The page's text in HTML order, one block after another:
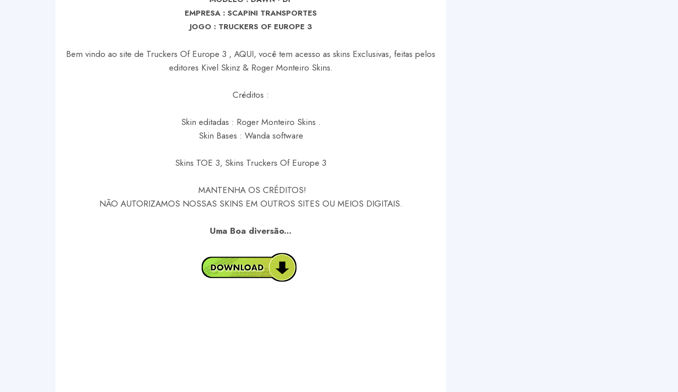
EMPRESA : SCAPINI TRANSPORTES
JOGO : TRUCKERS OF EUROPE 3
Bem vindo ao site de Truckers Of Europe 3 , AQUI, você tem acesso as skins Exclusivas, feitas pelos
editores Kivel Skinz & Roger Monteiro Skins.
Créditos :
Skin editadas : Roger Monteiro Skins .
Skin Bases : Wanda software
Skins TOE 3, Skins Truckers Of Europe 3
MANTENHA OS CRÉDITOS!
NÃO AUTORIZAMOS NOSSAS SKINS EM OUTROS SITES OU MEIOS DIGITAIS.
Uma Boa diversão...